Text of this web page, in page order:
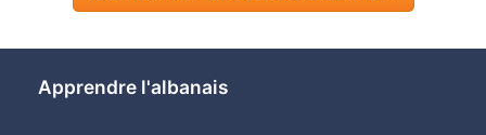
Apprendre l'albanais